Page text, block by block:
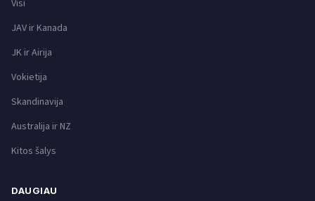
Visi
JAV ir Kanada
JK ir Airija
Vokietija
Skandinavija
Australija ir NZ
Kitos šalys
DAUGIAU